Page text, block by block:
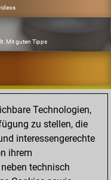
Mit guten Tipps
Cloud
Technologien,
zu stellen, die
interessengerechte
ihrem
technisch